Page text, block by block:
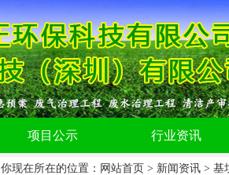
项目公示 行业资讯
你现在所在的位置： 网站首页 > 新闻资讯 > 基